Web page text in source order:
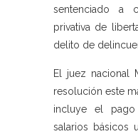
sentenciado a
privativa de
delito de
El juez nacional
resolución este
incluye el
salarios básicos